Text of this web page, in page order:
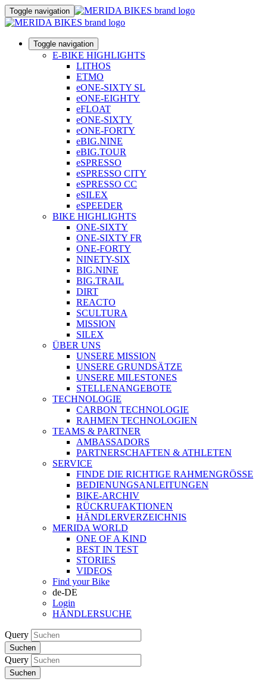
Toggle navigation
Toggle navigation
E-BIKE HIGHLIGHTS
LITHOS
ETMO
eONE-SIXTY SL
eONE-EIGHTY
eFLOAT
eONE-SIXTY
eONE-FORTY
eBIG.NINE
eBIG.TOUR
eSPRESSO
eSPRESSO CITY
eSPRESSO CC
eSILEX
eSPEEDER
BIKE HIGHLIGHTS
ONE-SIXTY
ONE-SIXTY FR
ONE-FORTY
NINETY-SIX
BIG.NINE
BIG.TRAIL
DIRT
REACTO
SCULTURA
MISSION
SILEX
ÜBER UNS
UNSERE MISSION
UNSERE GRUNDSÄTZE
UNSERE MILESTONES
STELLENANGEBOTE
TECHNOLOGIE
CARBON TECHNOLOGIE
RAHMEN TECHNOLOGIEN
TEAMS & PARTNER
AMBASSADORS
PARTNERSCHAFTEN & ATHLETEN
SERVICE
FINDE DIE RICHTIGE RAHMENGRÖSSE
BEDIENUNGSANLEITUNGEN
BIKE-ARCHIV
RÜCKRUFAKTIONEN
HÄNDLERVERZEICHNIS
MERIDA WORLD
ONE OF A KIND
BEST IN TEST
STORIES
VIDEOS
Find your Bike
de-DE
Login
HÄNDLERSUCHE
Query
Suchen
Query
Suchen